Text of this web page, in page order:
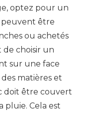
optez pour un
peuvent être
ou achetés
de choisir un
sur une face
matières et
doit être couvert
pluie. Cela est